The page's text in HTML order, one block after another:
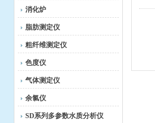
消化炉
脂肪测定仪
粗纤维测定仪
色度仪
气体测定仪
余氯仪
SD系列多参数水质分析仪